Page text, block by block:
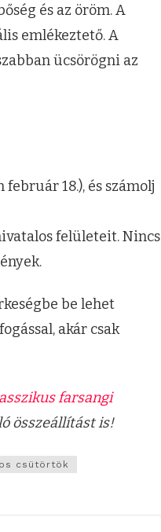
és az öröm. A
emlékeztető. A
ücsörögni az
18.), és számolj
felületeit. Nincs
be lehet
akár csak
farsangi
összeállítást is!
csütörtök